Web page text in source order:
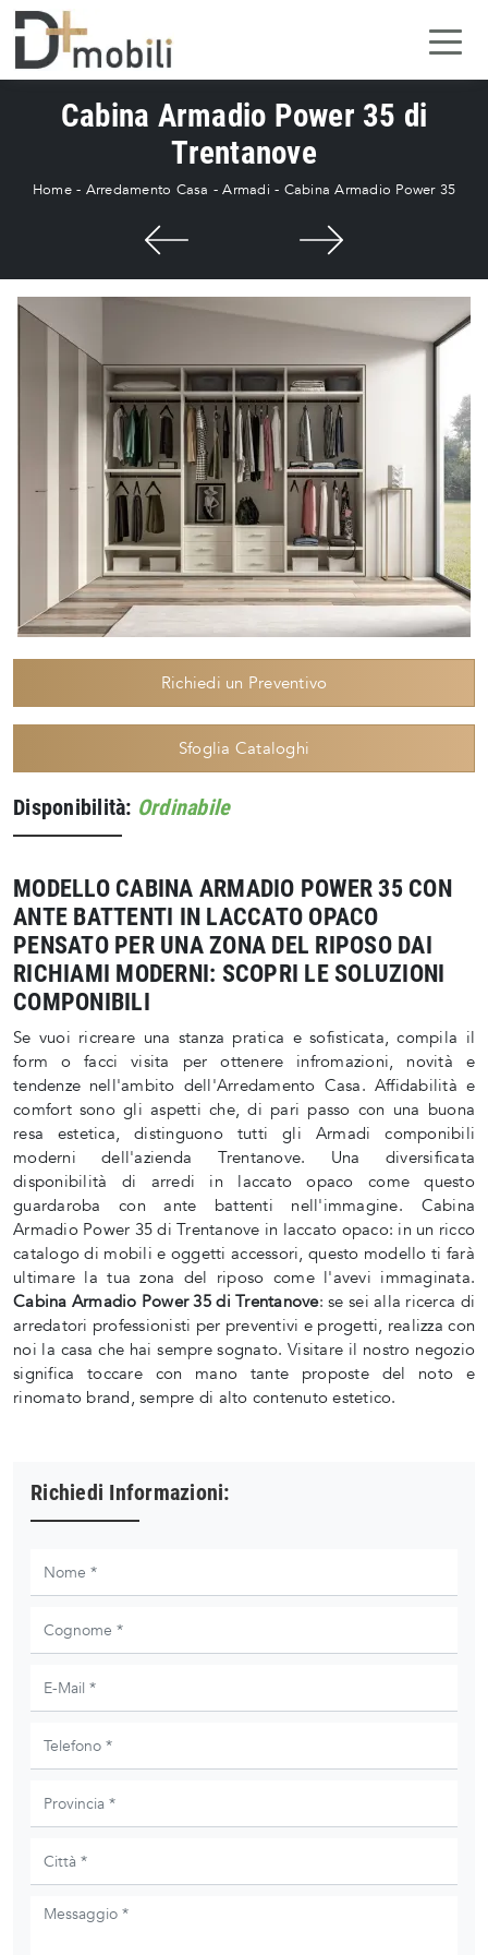
Cabina Armadio Power 35 di
Trentanove
Home- Arredamento Casa -Armadi - Cabina Armadio Power 35
Richiedi un Preventivo
Sfoglia Cataloghi
Disponibilità: Ordinabile
MODELLO CABINA ARMADIO POWER 35 CON
ANTE BATTENTI IN LACCATO OPACO
PENSATO PER UNA ZONA DEL RIPOSO DAI
RICHIAMI MODERNI: SCOPRI LE SOLUZIONI
COMPONIBILI
Se vuoi ricreare una stanza pratica e sofisticata, compila il
form o facci visita per ottenere infromazioni, novità e
tendenze nell'ambito dell'Arredamento Casa. Affidabilità e
comfort sono gli aspetti che, di pari passo con una buona
resa estetica, distinguono tutti gli Armadi componibili
moderni dell'azienda Trentanove. Una diversificata
disponibilità di arredi in laccato opaco come questo
guardaroba con ante battenti nell'immagine. Cabina
Armadio Power 35 di Trentanove in laccato opaco: in un ricco
catalogo di mobili e oggetti accessori, questo modello ti farà
ultimare la tua zona del riposo come l'avevi immaginata.
Cabina Armadio Power 35 di Trentanove: se sei alla ricerca di
arredatori professionisti per preventivi e progetti, realizza con
noi la casa che hai sempre sognato. Visitare il nostro negozio
significa toccare con mano tante proposte del noto e
rinomato brand, sempre di alto contenuto estetico.
Richiedi Informazioni: